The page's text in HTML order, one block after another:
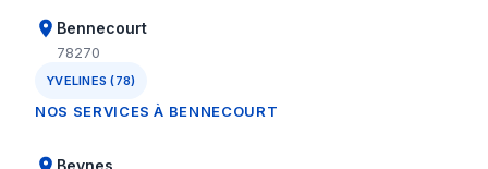
Bennecourt
78270
YVELINES (78)
NOS SERVICES À BENNECOURT
Beynes